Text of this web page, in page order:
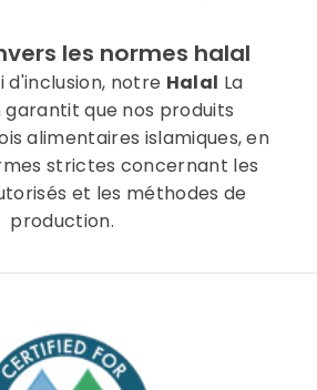
les normes halal
d'inclusion, notre Halal La
que nos produits
alimentaires islamiques, en
strictes concernant les
et les méthodes de
production.